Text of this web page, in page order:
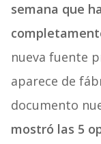
semana que
nueva fuente
aparece de
documento
mostró las 5